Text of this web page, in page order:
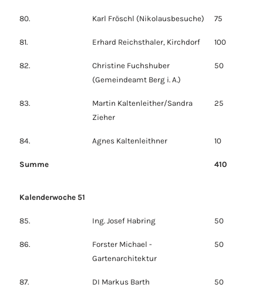
80. Karl Fröschl (Nikolausbesuche) 75
81. Erhard Reichsthaler, Kirchdorf 100
82.
Christine Fuchshuber
(Gemeindeamt Berg i. A.)
50
83.
Martin Kaltenleither/Sandra
Zieher
25
84. Agnes Kaltenleithner 10
Summe 410
Kalenderwoche 51
85. Ing. Josef Habring 50
86.
Forster Michael -
Gartenarchitektur
50
87.
DI Markus Barth
50